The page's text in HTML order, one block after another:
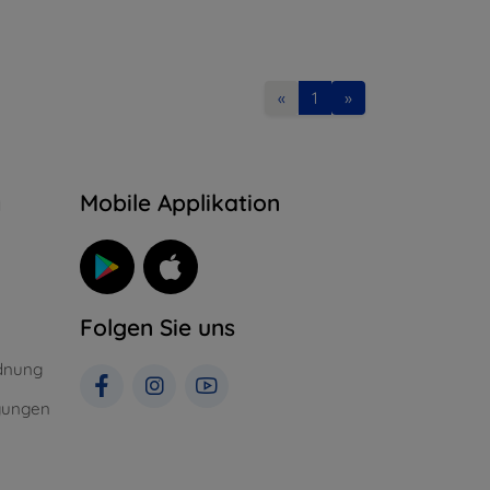
« 1 »
Mobile Applikation
Folgen Sie uns